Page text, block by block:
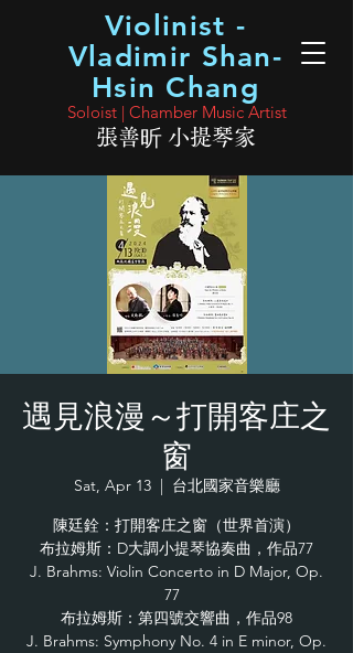
Soloist | Chamber Music Artist
張善昕 小提琴家
Violinist -
Vladimir Shan-
Hsin Chang
遇見浪漫～打開客庄之
窗
Sat, Apr 13
  |
台北國家音樂廳
陳廷銓：打開客庄之窗（世界首演）
布拉姆斯：D大調小提琴協奏曲，作品77
J. Brahms: Violin Concerto in D Major, Op.
77
布拉姆斯：第四號交響曲，作品98
J. Brahms: Symphony No. 4 in E minor, Op.